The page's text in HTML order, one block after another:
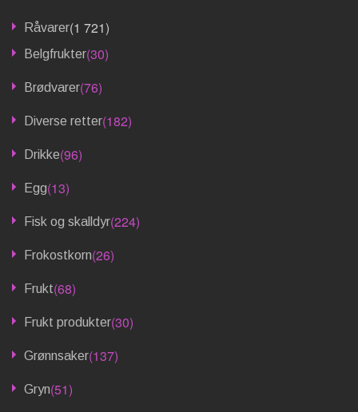
Råvarer(1 721)
Belgfrukter(30)
Brødvarer(76)
Diverse retter(182)
Drikke(96)
Egg(13)
Fisk og skalldyr(224)
Frokostkorn(26)
Frukt(68)
Frukt produkter(30)
Grønnsaker(137)
Gryn(51)